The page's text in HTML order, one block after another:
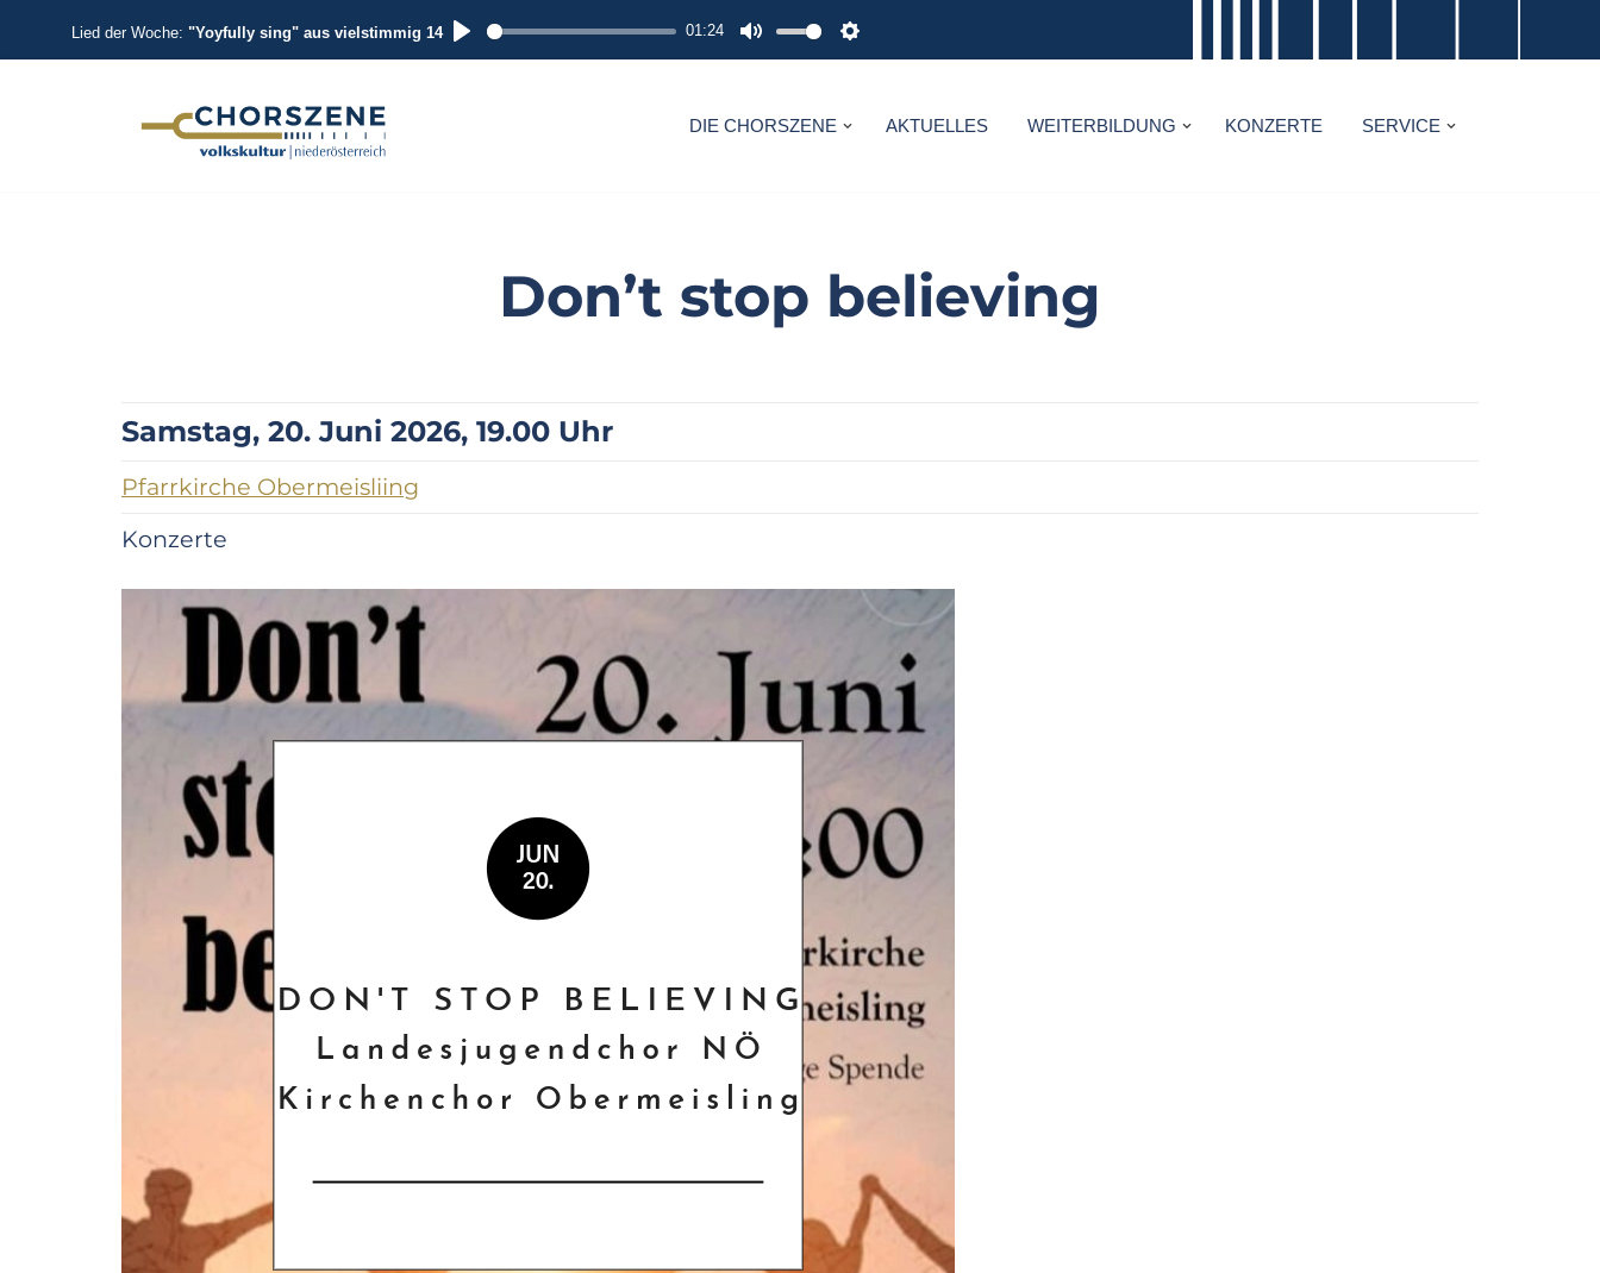
Lied der Woche: "Yoyfully sing" aus vielstimmig 14
P
01:24
M
T
S
T
S
DIE CHORSZENE AKTUELLES WEITERBILDUNG KONZERTE SERVICE
Don’t stop believing
Samstag, 20. Juni 2026, 19.00 Uhr
Pfarrkirche Obermeisliing
Konzerte